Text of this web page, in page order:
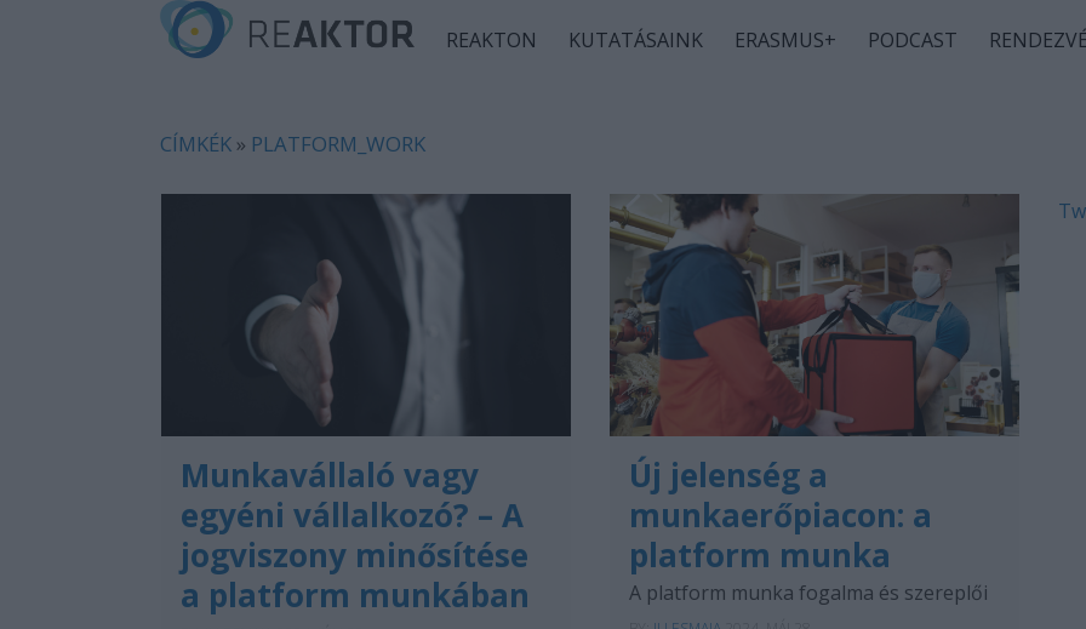
REAKTON KUTATÁSAINK ERASMUS+ PODCAST
CÍMKÉK » PLATFORM_WORK
Munkavállaló vagy
egyéni vállalkozó? – A
jogviszony minősítése
a platform munkában
Új jelenség a
munkaerőpiacon: a
platform munka
A platform munka fogalma és szereplői